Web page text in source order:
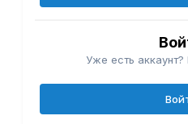
Уже есть